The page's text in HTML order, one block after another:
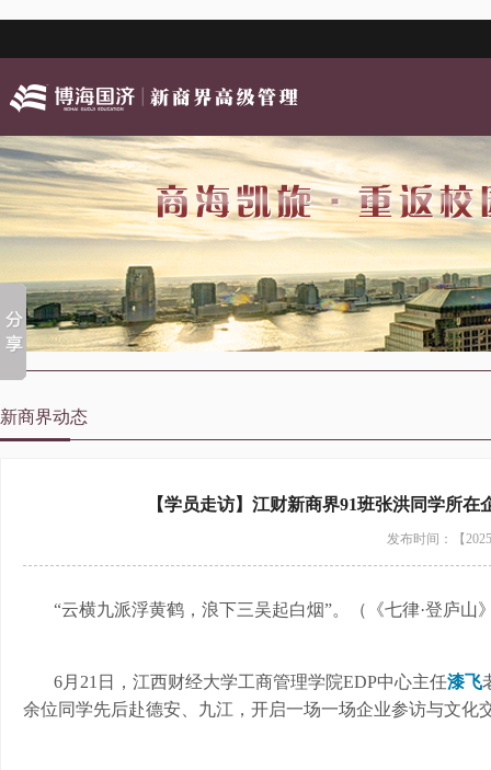
新商界动态
【学员走访】江财新商界91班张洪同学所
发布时间：【
“云横九派浮黄鹤，浪下三吴起白烟”。（《七律·登庐山
6月21日，江西财经大学工商管理学院EDP中心主任漆飞
余位同学先后赴德安、九江，开启一场一场企业参访与文化